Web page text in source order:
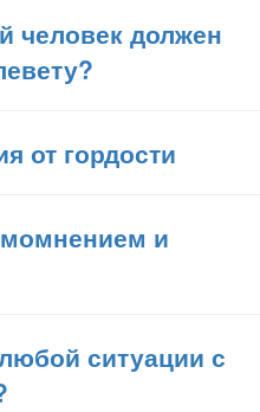
человек должен
от гордости
и
ситуации с